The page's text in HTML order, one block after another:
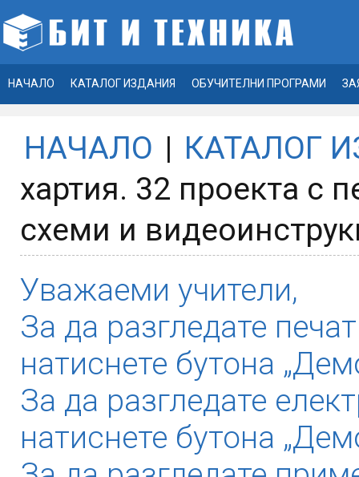
НАЧАЛО КАТАЛОГ ИЗДАНИЯ ОБУЧИТЕЛНИ ПРОГРАМИ
НАЧАЛО | КАТАЛОГ
хартия. 32 проекта с
схеми и
Уважаеми учители,
За да разгледате
натиснете бутона
За да разгледате
натиснете бутона